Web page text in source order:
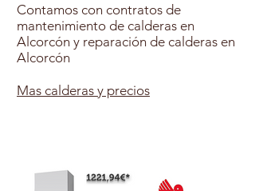
Contamos con contratos de
mantenimiento de calderas en
Alcorcón y reparación de calderas en
Alcorcón
Mas calderas y precios